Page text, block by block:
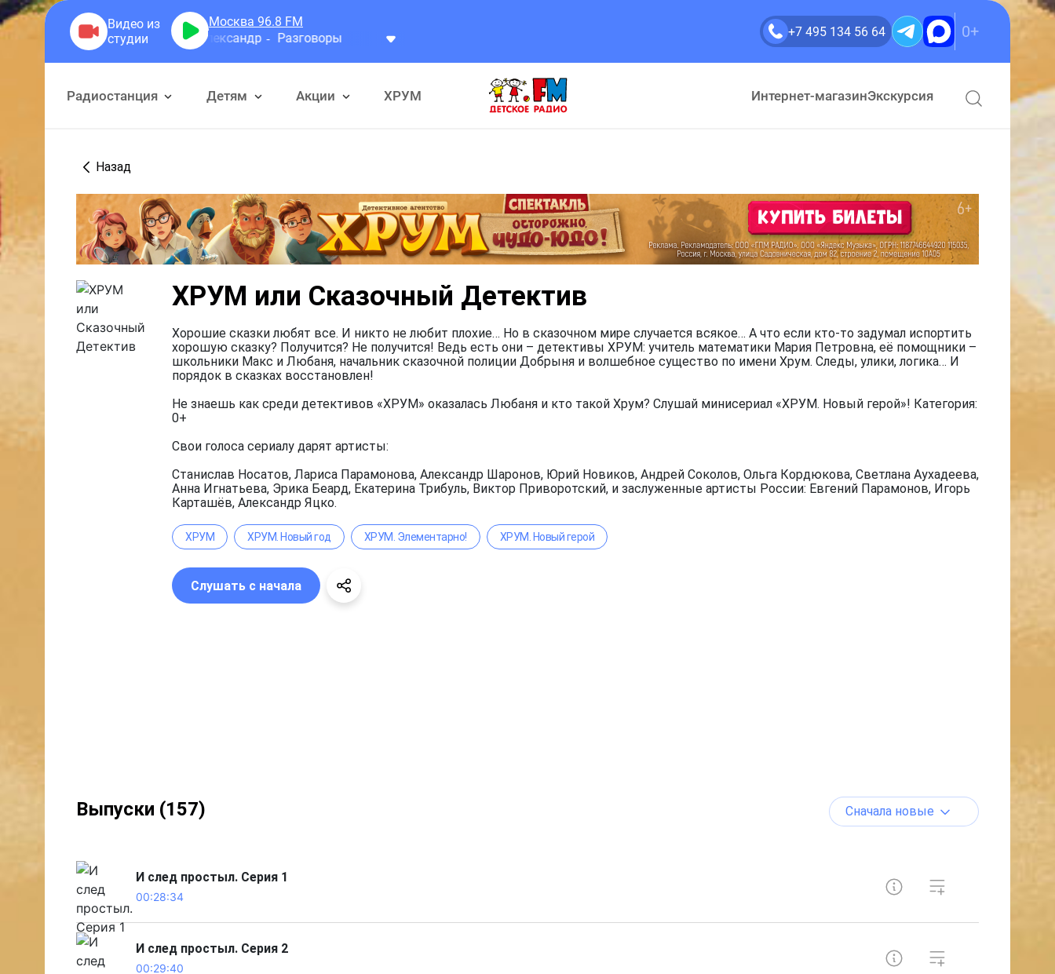
Москва 96.8 FM
Герра Александр
Разговоры +7 495 134 56 64 0+
Радиостанция Детям Акции ХРУМ Интернет-магазинЭкскурсия
Назад
ХРУМ или Сказочный Детектив
Хорошие сказки любят все. И никто не любит плохие… Но в сказочном мире случается всякое… А что если кто-то задумал испортить
хорошую сказку? Получится? Не получится! Ведь есть они – детективы ХРУМ: учитель математики Мария Петровна, её помощники –
школьники Макс и Любаня, начальник сказочной полиции Добрыня и волшебное существо по имени Хрум. Следы, улики, логика… И
порядок в сказках восстановлен!
Не знаешь как среди детективов «ХРУМ» оказалась Любаня и кто такой Хрум? Слушай минисериал «ХРУМ. Новый герой»! Категория:
0+
Свои голоса сериалу дарят артисты:
Станислав Носатов, Лариса Парамонова, Александр Шаронов, Юрий Новиков, Андрей Соколов, Ольга Кордюкова, Светлана Аухадеева,
Анна Игнатьева, Эрика Беард, Екатерина Трибуль, Виктор Приворотский, и заслуженные артисты России: Евгений Парамонов, Игорь
Карташёв, Александр Яцко.
ХРУМ ХРУМ. Новый год ХРУМ. Элементарно! ХРУМ. Новый герой
Слушать с начала
Выпуски (157) Сначала новые
И след простыл. Серия 1
00:28:34
И след простыл. Серия 2
00:29:40